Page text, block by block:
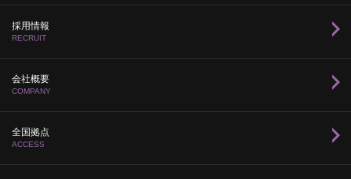
採用情報
RECRUIT
会社概要
COMPANY
全国拠点
ACCESS